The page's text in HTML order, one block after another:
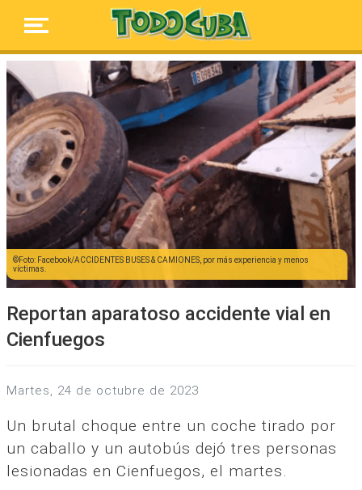
Foto: Facebook/ACCIDENTES BUSES & CAMIONES, por más experiencia y menos
víctimas.
Reportan aparatoso accidente vial en
Cienfuegos
martes, 24 de octubre de 2023
Un brutal choque entre un coche tirado por
un caballo y un autobús dejó tres personas
lesionadas en Cienfuegos, el martes.